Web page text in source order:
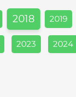
2018 2019
2023 2024